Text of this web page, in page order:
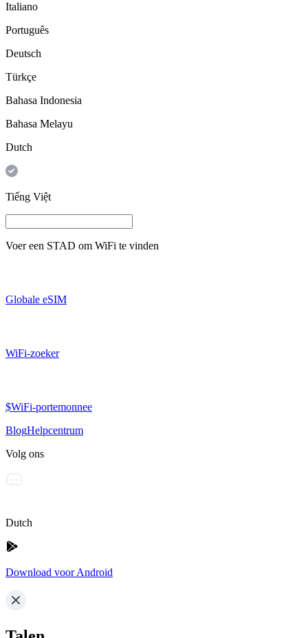
Italiano
Português
Deutsch
Türkçe
Bahasa Indonesia
Bahasa Melayu
Dutch
Tiếng Việt
Voer een STAD om WiFi te vinden
Globale eSIM
WiFi-zoeker
$WiFi-portemonnee
BlogHelpcentrum
Volg ons
Dutch
Download voor Android